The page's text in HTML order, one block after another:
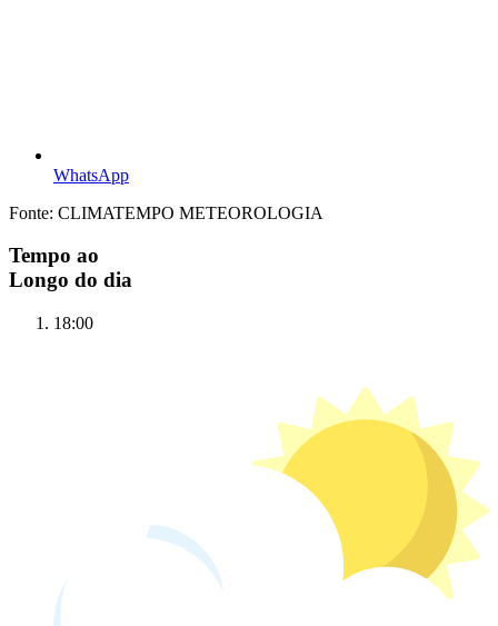
WhatsApp
Fonte: CLIMATEMPO METEOROLOGIA
Tempo ao
Longo do dia
18:00